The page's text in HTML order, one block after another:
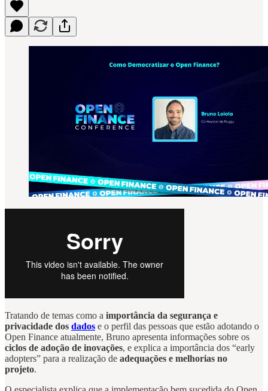
Tratando de temas como a importância da segurança e
privacidade dos dados e o perfil das pessoas que estão adotando o
Open Finance atualmente, Bruno apresenta informações sobre os
ciclos de adoção de inovações, e explica a importância dos “early
adopters” para a realização de adequações e melhorias no
projeto.